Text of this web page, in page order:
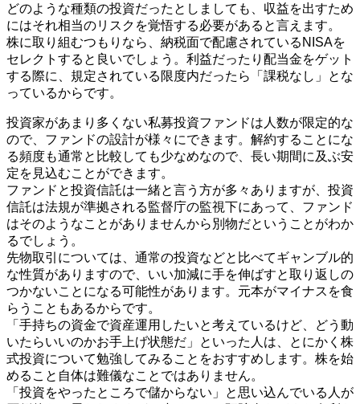
どのような種類の投資だったとしましても、収益を出すため
にはそれ相当のリスクを覚悟する必要があると言えます。
株に取り組むつもりなら、納税面で配慮されているNISAを
セレクトすると良いでしょう。利益だったり配当金をゲット
する際に、規定されている限度内だったら「課税なし」とな
っているからです。
投資家があまり多くない私募投資ファンドは人数が限定的な
ので、ファンドの設計が様々にできます。解約することにな
る頻度も通常と比較しても少なめなので、長い期間に及ぶ安
定を見込むことができます。
ファンドと投資信託は一緒と言う方が多々ありますが、投資
信託は法規が準拠される監督庁の監視下にあって、ファンド
はそのようなことがありませんから別物だということがわか
るでしょう。
先物取引については、通常の投資などと比べてギャンブル的
な性質がありますので、いい加減に手を伸ばすと取り返しの
つかないことになる可能性があります。元本がマイナスを食
らうこともあるからです。
「手持ちの資金で資産運用したいと考えているけど、どう動
いたらいいのかお手上げ状態だ」といった人は、とにかく株
式投資について勉強してみることをおすすめします。株を始
めること自体は難儀なことではありません。
「投資をやったところで儲からない」と思い込んでいる人が